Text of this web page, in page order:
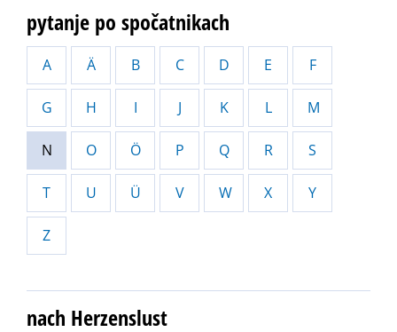
pytanje po spočatnikach
A Ä B C D E F
G H I J K L M
N O Ö P Q R S
T U Ü V W X Y
Z
nach Herzenslust